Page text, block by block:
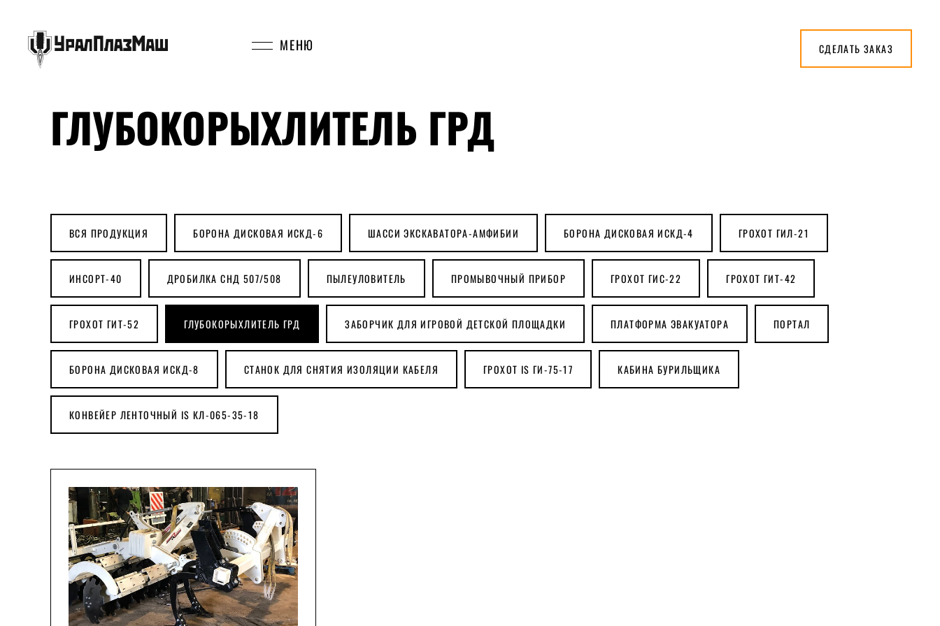
МЕНЮ СДЕЛАТЬ ЗАКАЗ
контактного
ПРИКРЕПИТЬ
Нижний Новгород, Молодёжный проспект, 80​
+7 (831) 266-01-63
ГЛУБОКОРЫХЛИТЕЛЬ ГРД
ВСЯ ПРОДУКЦИЯ БОРОНА ДИСКОВАЯ ИСКД-6 ШАССИ ЭКСКАВАТОРА-АМФИБИИ БОРОНА ДИСКОВАЯ ИСКД-4 ГРОХОТ ГИЛ-21
ИНСОРТ-40 ДРОБИЛКА СНД 507/508 ПЫЛЕУЛОВИТЕЛЬ ПРОМЫВОЧНЫЙ ПРИБОР ГРОХОТ ГИС-22 ГРОХОТ ГИТ-42
ГРОХОТ ГИТ-52 ГЛУБОКОРЫХЛИТЕЛЬ ГРД ЗАБОРЧИК ДЛЯ ИГРОВОЙ ДЕТСКОЙ ПЛОЩАДКИ ПЛАТФОРМА ЭВАКУАТОРА ПОРТАЛ
БОРОНА ДИСКОВАЯ ИСКД-8 СТАНОК ДЛЯ СНЯТИЯ ИЗОЛЯЦИИ КАБЕЛЯ ГРОХОТ IS ГИ-75-17 КАБИНА БУРИЛЬЩИКА
КОНВЕЙЕР ЛЕНТОЧНЫЙ IS КЛ-065-35-18